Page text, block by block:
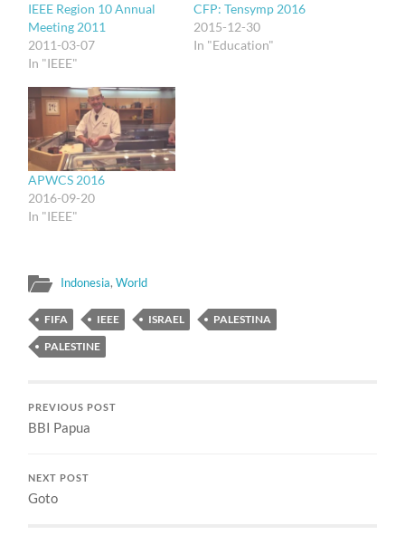
IEEE Region 10 Annual
Meeting 2011
2011-03-07
In "IEEE"
CFP: Tensymp 2016
2015-12-30
In "Education"
APWCS 2016
2016-09-20
In "IEEE"
Indonesia,World
FIFA IEEE ISRAEL
PALESTINA
PALESTINE
PREVIOUS POST
BBI Papua
NEXT POST
Goto